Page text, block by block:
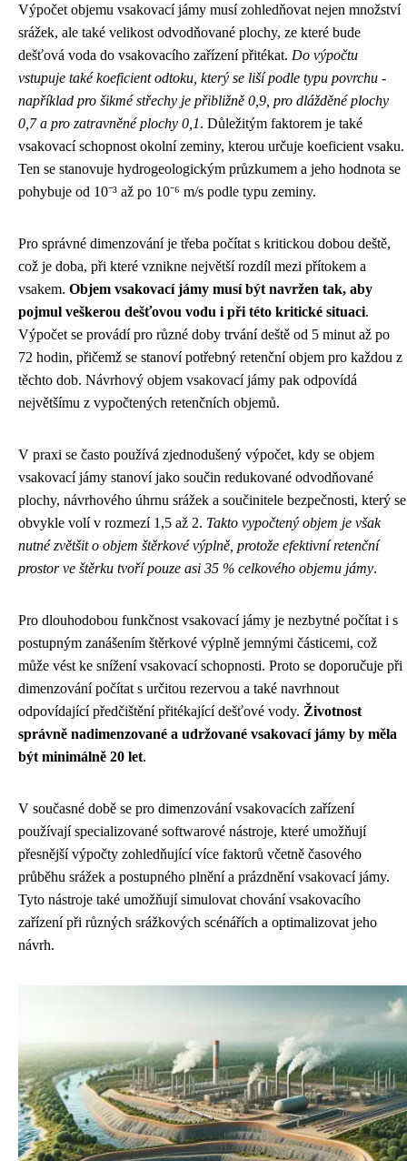
Výpočet objemu vsakovací jámy musí zohledňovat nejen množství
srážek, ale také velikost odvodňované plochy, ze které bude
dešťová voda do vsakovacího zařízení přitékat. Do výpočtu
vstupuje také koeficient odtoku, který se liší podle typu povrchu -
například pro šikmé střechy je přibližně 0,9, pro dlážděné plochy
0,7 a pro zatravněné plochy 0,1. Důležitým faktorem je také
vsakovací schopnost okolní zeminy, kterou určuje koeficient vsaku.
Ten se stanovuje hydrogeologickým průzkumem a jeho hodnota se
pohybuje od 10⁻³ až po 10⁻⁶ m/s podle typu zeminy.
Pro správné dimenzování je třeba počítat s kritickou dobou deště,
což je doba, při které vznikne největší rozdíl mezi přítokem a
vsakem. Objem vsakovací jámy musí být navržen tak, aby
pojmul veškerou dešťovou vodu i při této kritické situaci.
Výpočet se provádí pro různé doby trvání deště od 5 minut až po
72 hodin, přičemž se stanoví potřebný retenční objem pro každou z
těchto dob. Návrhový objem vsakovací jámy pak odpovídá
největšímu z vypočtených retenčních objemů.
V praxi se často používá zjednodušený výpočet, kdy se objem
vsakovací jámy stanoví jako součin redukované odvodňované
plochy, návrhového úhrnu srážek a součinitele bezpečnosti, který se
obvykle volí v rozmezí 1,5 až 2. Takto vypočtený objem je však
nutné zvětšit o objem štěrkové výplně, protože efektivní retenční
prostor ve štěrku tvoří pouze asi 35 % celkového objemu jámy.
Pro dlouhodobou funkčnost vsakovací jámy je nezbytné počítat i s
postupným zanášením štěrkové výplně jemnými částicemi, což
může vést ke snížení vsakovací schopnosti. Proto se doporučuje při
dimenzování počítat s určitou rezervou a také navrhnout
odpovídající předčištění přitékající dešťové vody. Životnost
správně nadimenzované a udržované vsakovací jámy by měla
být minimálně 20 let.
V současné době se pro dimenzování vsakovacích zařízení
používají specializované softwarové nástroje, které umožňují
přesnější výpočty zohledňující více faktorů včetně časového
průběhu srážek a postupného plnění a prázdnění vsakovací jámy.
Tyto nástroje také umožňují simulovat chování vsakovacího
zařízení při různých srážkových scénářích a optimalizovat jeho
návrh.